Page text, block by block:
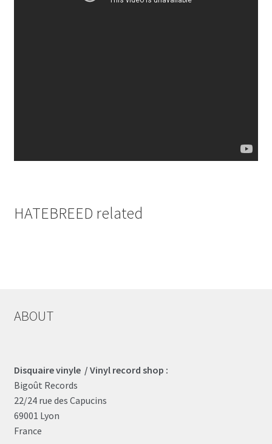
HATEBREED related
ABOUT
Disquaire vinyle / Vinyl record shop :
Bigoût Records
22/24 rue des Capucins
69001 Lyon
France